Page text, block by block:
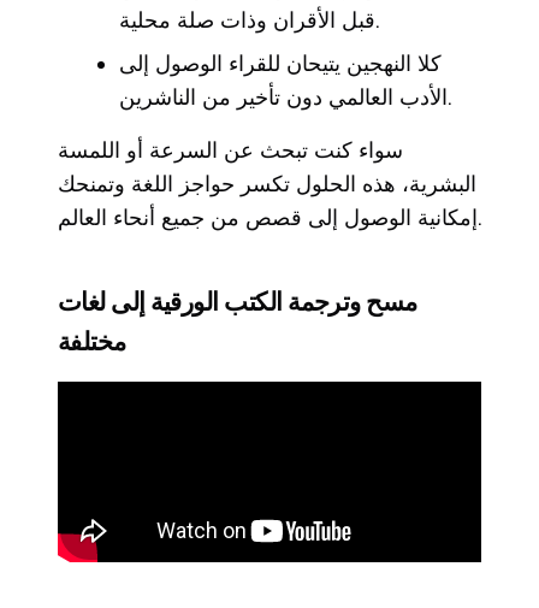
قبل الأقران وذات صلة محلية.
كلا النهجين يتيحان للقراء الوصول إلى
الأدب العالمي دون تأخير من الناشرين.
سواء كنت تبحث عن السرعة أو اللمسة
البشرية، هذه الحلول تكسر حواجز اللغة وتمنحك
إمكانية الوصول إلى قصص من جميع أنحاء العالم.
مسح وترجمة الكتب الورقية إلى لغات
مختلفة